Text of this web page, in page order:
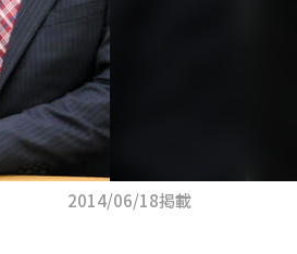
2014/06/18掲載